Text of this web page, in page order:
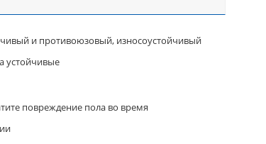
и противоюзовый, износоустойчивый
устойчивые
повреждение пола во время